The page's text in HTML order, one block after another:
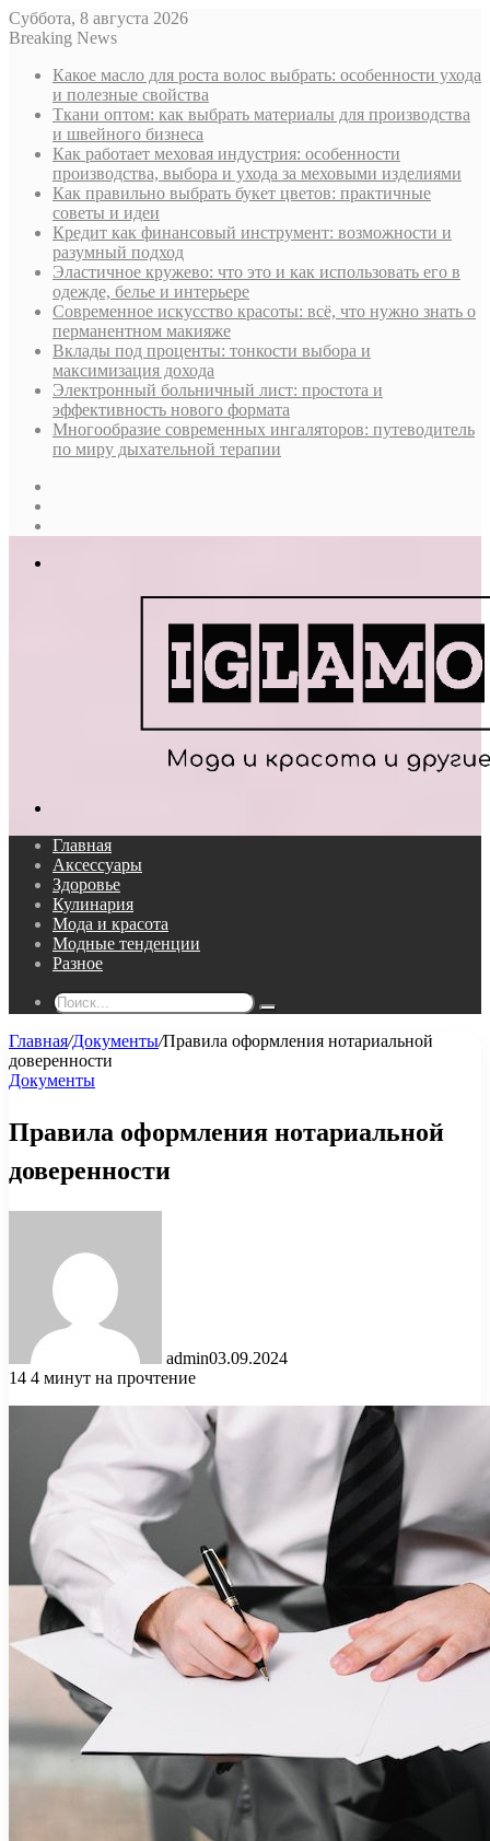
Суббота, 8 августа 2026
Breaking News
Какое масло для роста волос выбрать: особенности ухода
и полезные свойства
Ткани оптом: как выбрать материалы для производства
и швейного бизнеса
Как работает меховая индустрия: особенности
производства, выбора и ухода за меховыми изделиями
Как правильно выбрать букет цветов: практичные
советы и идеи
Кредит как финансовый инструмент: возможности и
разумный подход
Эластичное кружево: что это и как использовать его в
одежде, белье и интерьере
Современное искусство красоты: всё, что нужно знать о
перманентном макияже
Вклады под проценты: тонкости выбора и
максимизация дохода
Электронный больничный лист: простота и
эффективность нового формата
Многообразие современных ингаляторов: путеводитель
по миру дыхательной терапии
Главная
Аксессуары
Здоровье
Кулинария
Мода и красота
Модные тенденции
Разное
Поиск...
Главная/Документы/Правила оформления нотариальной
доверенности
Документы
Правила оформления нотариальной
доверенности
admin03.09.2024
14 4 минут на прочтение